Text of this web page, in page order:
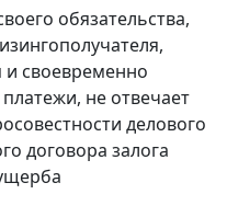
обязательства,
и своевременно
не отвечает
делового
договора залога